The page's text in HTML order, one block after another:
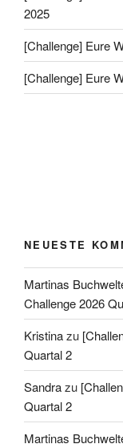
2025
[Challenge] Eure
[Challenge] Eure
NEUESTE
Martinas
Challenge 2026
Kristinazu
Quartal 2
Sandrazu
Quartal 2
Martinas